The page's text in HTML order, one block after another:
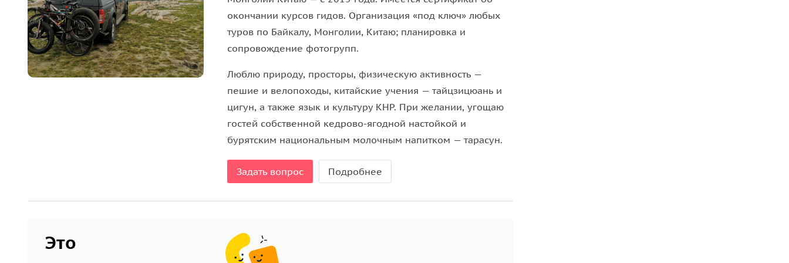
окончании курсов гидов. Организация «под ключ» любых
туров по Байкалу, Монголии, Китаю; планировка и
сопровождение фотогрупп.
Люблю природу, просторы, физическую активность —
пешие и велопоходы, китайские учения — тайцзицюань и
цигун, а также язык и культуру КНР. При желании, угощаю
гостей собственной кедрово-ягодной настойкой и
бурятским национальным молочным напитком — тарасун.
Задать вопрос Подробнее
Это